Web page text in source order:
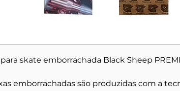
para skate emborrachada Black Sheep
emborrachadas são produzidas com a